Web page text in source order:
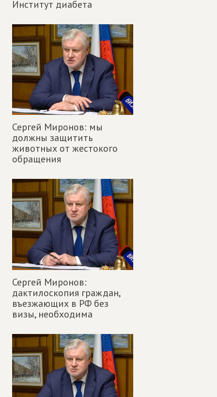
Институт диабета
Сергей Миронов: мы
должны защитить
животных от жестокого
обращения
Сергей Миронов:
дактилоскопия граждан,
въезжающих в РФ без
визы, необходима